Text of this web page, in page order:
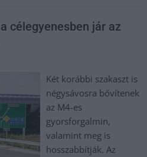
célegyenesben jár az
Két korábbi szakaszt is
négysávosra bővítenek
az M4-es
gyorsforgalmin,
valamint meg is
hosszabbítják. Az